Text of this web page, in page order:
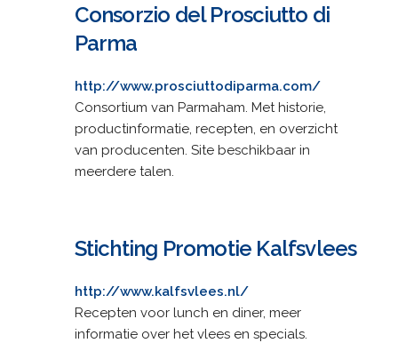
Consorzio del Prosciutto di
Parma
http://www.prosciuttodiparma.com/
Consortium van Parmaham. Met historie,
productinformatie, recepten, en overzicht
van producenten. Site beschikbaar in
meerdere talen.
Stichting Promotie Kalfsvlees
http://www.kalfsvlees.nl/
Recepten voor lunch en diner, meer
informatie over het vlees en specials.